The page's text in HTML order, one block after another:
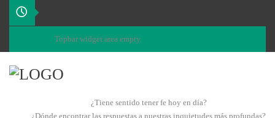
Topbar widget area empty.
¿Tiene sentido tener fe hoy en día?
¿Dónde encontrar las respuestas a nuestras inquietudes más profundas?